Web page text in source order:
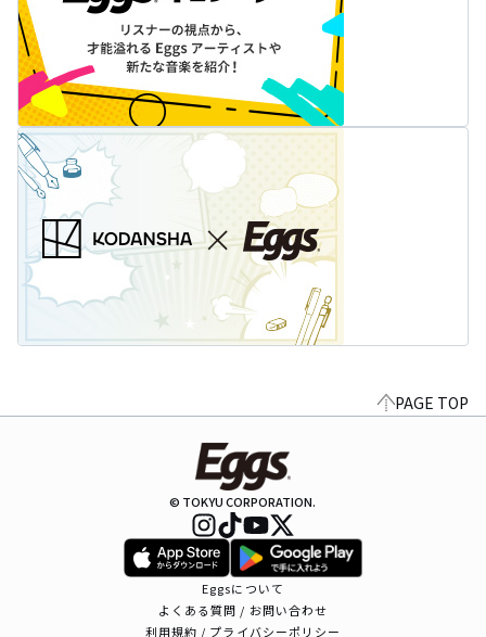
PAGE TOP
© TOKYU CORPORATION.
Eggsについて
よくある質問 / お問い合わせ
利用規約 / プライバシーポリシー